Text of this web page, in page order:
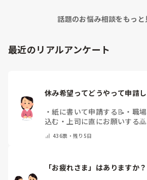
イベントをしている」「年〇回、こんな
と嬉しいです。
話題のお悩み相談をもっと
最近のリアルアンケート
休み希望ってどうやって申請
・紙に書いて申請する📝 ・ 職
込む ・上司に直にお願いする🙇
で申請する
436票・残り5日
「お疲れさま」はありますか